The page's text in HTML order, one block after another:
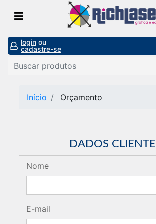
login ou
cadastre-se
Início Orçamento
DADOS CLIENTE
Nome
E-mail